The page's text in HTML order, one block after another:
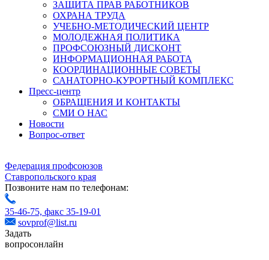
ЗАЩИТА ПРАВ РАБОТНИКОВ
ОХРАНА ТРУДА
УЧЕБНО-МЕТОДИЧЕСКИЙ ЦЕНТР
МОЛОДЕЖНАЯ ПОЛИТИКА
ПРОФСОЮЗНЫЙ ДИСКОНТ
ИНФОРМАЦИОННАЯ РАБОТА
КООРДИНАЦИОННЫЕ СОВЕТЫ
САНАТОРНО-КУРОРТНЫЙ КОМПЛЕКС
Пресс-центр
ОБРАЩЕНИЯ И КОНТАКТЫ
СМИ О НАС
Новости
Вопрос-ответ
Федерация профсоюзов
Ставропольского края
Позвоните нам по телефонам:
35-46-75, факс 35-19-01
sovprof@list.ru
Задать
вопросонлайн